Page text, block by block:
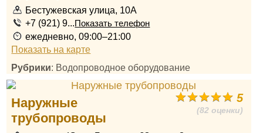
Бестужевская улица, 10А
+7 (921) 9...Показать телефон
ежедневно, 09:00–21:00
Показать на карте
Рубрики: Водопроводное оборудование
5
(82 оценки)
Наружные
трубопроводы